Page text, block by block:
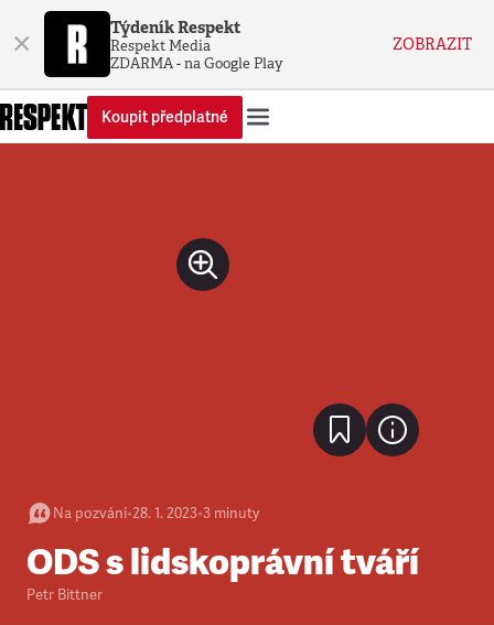
× Týdeník Respekt
Respekt Media
ZDARMA - na Google Play
ZOBRAZIT
Koupit předplatné
Na pozvání•28. 1. 2023•3 minuty
ODS s lidskoprávní tváří
Petr Bittner